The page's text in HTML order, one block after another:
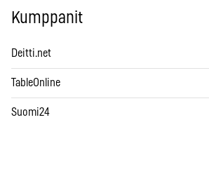
Kumppanit
Deitti.net
TableOnline
Suomi24